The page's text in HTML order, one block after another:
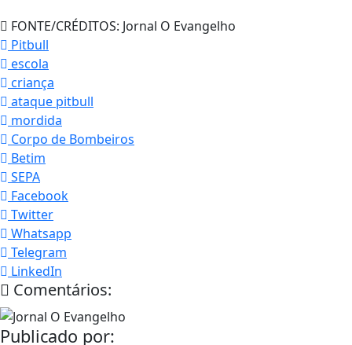
FONTE/CRÉDITOS: Jornal O Evangelho
Pitbull
escola
criança
ataque pitbull
mordida
Corpo de Bombeiros
Betim
SEPA
Facebook
Twitter
Whatsapp
Telegram
LinkedIn
Comentários:
Publicado por: